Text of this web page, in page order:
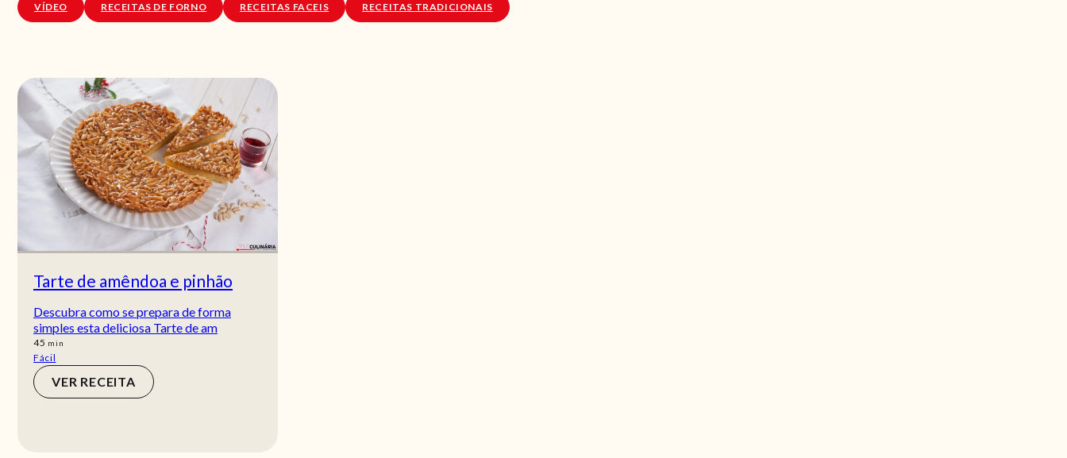
VÍDEO RECEITAS DE FORNO RECEITAS FACEIS RECEITAS TRADICIONAIS
Tarte de amêndoa e pinhão
Descubra como se prepara de forma
simples esta deliciosa Tarte de am
45 min
min
Fácil
VER RECEITA